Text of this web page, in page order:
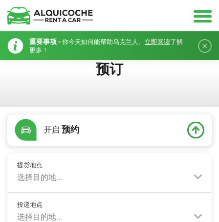
重要事项 - 你今天如何能帮助乌克兰人。 立即阅读了解
更多！
预订
开启 预约
提货地点
选择目的地...
投递地点
选择目的地...